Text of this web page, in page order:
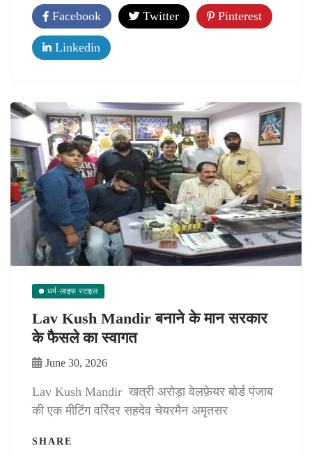
Facebook Twitter Pinterest
Linkedin
धर्म-लाइफ स्टाइल
Lav Kush Mandir बनाने के मान सरकार
के फैसले का स्वागत
June 30, 2026
Lav Kush Mandir खत्री अरोड़ा वेलफ़ेयर बोर्ड पंजाब
की एक मीटिंग वरिंदर सहदेव चेयरमैन अमृतसर
SHARE